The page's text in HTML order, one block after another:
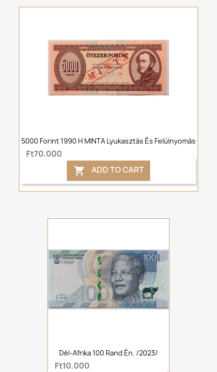
5000 Forint 1990 H MINTA Lyukasztás És Felülnyomás
Ft70,000
 ADD TO CART
Dél-Afrika 100 Rand Én. /2023/
Ft10,000